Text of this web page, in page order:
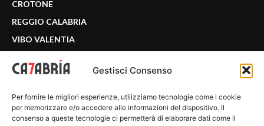
Gestisci Consenso
Per fornire le migliori esperienze, utilizziamo tecnologie come i cookie
per memorizzare e/o accedere alle informazioni del dispositivo. Il
consenso a queste tecnologie ci permetterà di elaborare dati come il
CROTONE
REGGIO CALABRIA
VIBO VALENTIA